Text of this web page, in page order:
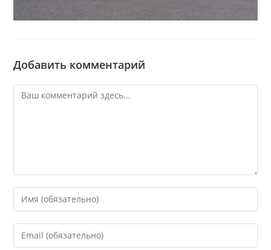
Добавить комментарий
Комментарий
Введите
свое
имя
или
Введите
свой